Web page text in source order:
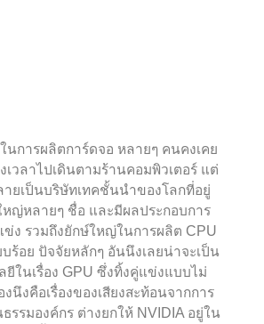
นการผลิตการ์ดจอ หลายๆ คนคงเคย
เวลาไปเดินตามร้านคอมพิวเตอร์ แต่
ยเป็นบริษัทเทคชั้นนำของโลกที่อยู่
หญ่หลายๆ ชื่อ และมีผลประกอบการ
ง รวมถึงยักษ์ใหญ่ในการผลิต CPU
บร้อย ปัจจัยหลักๆ อันนึงเลยน่าจะเป็น
ยีในเรื่อง GPU ซึ่งทิ้งคู่แข่งแบบไม่
งนึงคือเรื่องของเสียงสะท้อนจากการ
รรมองค์กร ต่างยกให้ NVIDIA อยู่ใน